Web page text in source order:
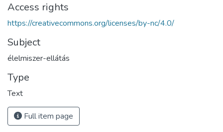
Access rights
https://creativecommons.org/licenses/by-nc/4.0/
Subject
élelmiszer-ellátás
Type
Text
Full item page